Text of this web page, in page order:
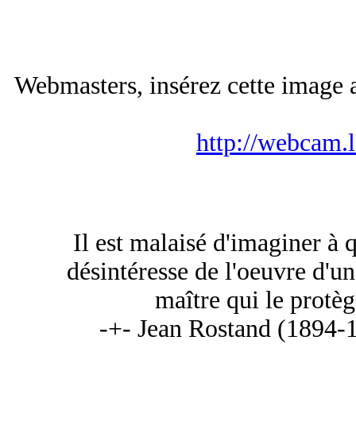
Webmasters, insérez cette
http://
Il est malaisé d'imaginer à
désintéresse de l'oeuvre
maître qui le
-+- Jean Rostand